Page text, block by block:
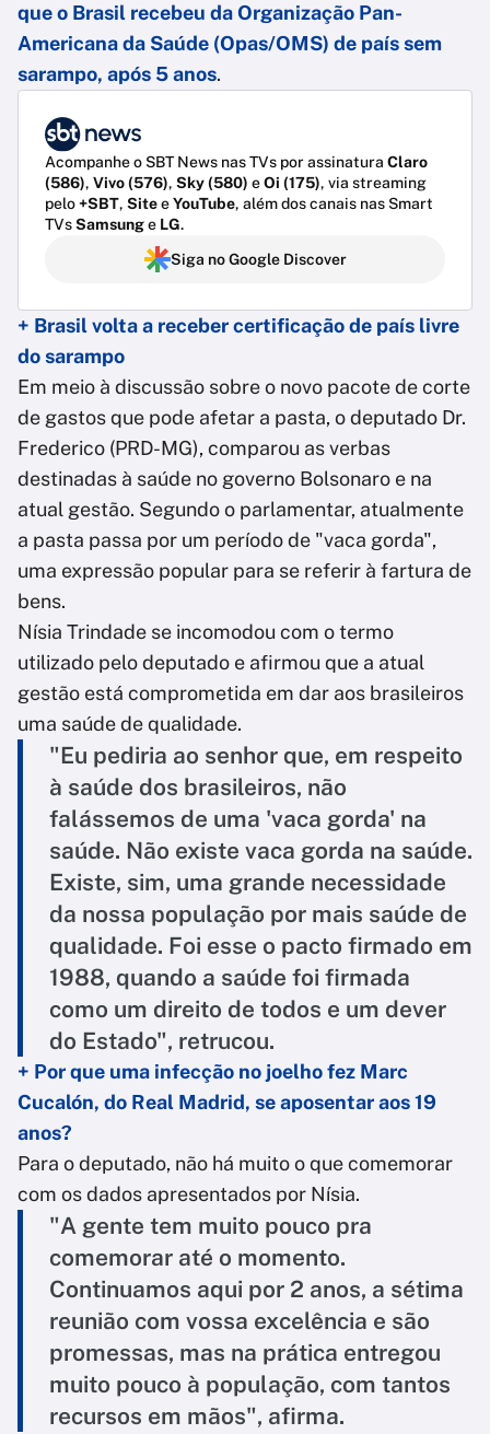
que o Brasil recebeu da Organização Pan-
Americana da Saúde (Opas/OMS) de país sem
sarampo, após 5 anos.
Acompanhe o SBT News nas TVs por assinatura Claro
(586), Vivo (576), Sky (580) eOi (175), via streaming
pelo+SBT, SiteeYouTube, além dos canais nas Smart
TVsSamsunge LG.
Siga no Google Discover
+ Brasil volta a receber certificação de país livre
do sarampo
Em meio à discussão sobre o novo pacote de corte
de gastos que pode afetar a pasta, o deputado Dr.
Frederico (PRD-MG), comparou as verbas
destinadas à saúde no governo Bolsonaro e na
atual gestão. Segundo o parlamentar, atualmente
a pasta passa por um período de "vaca gorda",
uma expressão popular para se referir à fartura de
bens.
Nísia Trindade se incomodou com o termo
utilizado pelo deputado e afirmou que a atual
gestão está comprometida em dar aos brasileiros
uma saúde de qualidade.
"Eu pediria ao senhor que, em respeito
à saúde dos brasileiros, não
falássemos de uma 'vaca gorda' na
saúde. Não existe vaca gorda na saúde.
Existe, sim, uma grande necessidade
da nossa população por mais saúde de
qualidade. Foi esse o pacto firmado em
1988, quando a saúde foi firmada
como um direito de todos e um dever
do Estado", retrucou.
+ Por que uma infecção no joelho fez Marc
Cucalón, do Real Madrid, se aposentar aos 19
anos?
Para o deputado, não há muito o que comemorar
com os dados apresentados por Nísia.
"A gente tem muito pouco pra
comemorar até o momento.
Continuamos aqui por 2 anos, a sétima
reunião com vossa excelência e são
promessas, mas na prática entregou
muito pouco à população, com tantos
recursos em mãos", afirma.